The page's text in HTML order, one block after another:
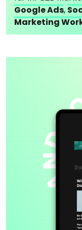
Google Ads,
Marketing